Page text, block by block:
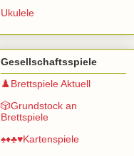
Ukulele
Gesellschaftsspiele
♟️Brettspiele Aktuell
🎲Grundstock an
Brettspiele
♠️♦️♣️♥️Kartenspiele